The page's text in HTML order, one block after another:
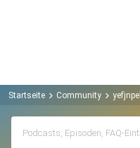
Startseite Community yefjnpel